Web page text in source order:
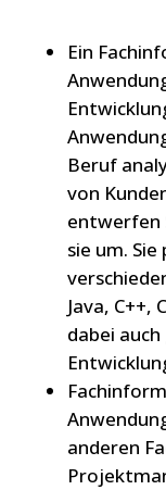
Ein
Beruf
von
entwerfen
sie um.
Java,
dabei
anderen